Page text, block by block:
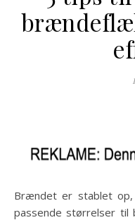
Brændet er stablet op, og du er klar til at flække det i
passende størrelser til